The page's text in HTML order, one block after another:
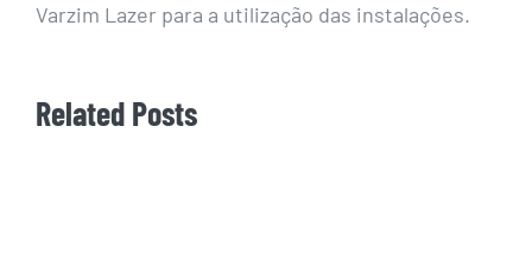
Varzim Lazer para a utilização das instalações.
Related Posts